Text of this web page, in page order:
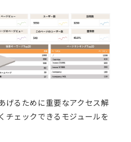
げるために重要なアクセス解
チェックできるモジュールを